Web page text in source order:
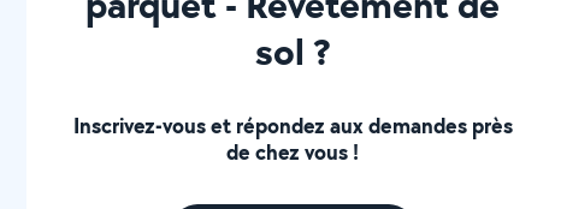
sol ?
Inscrivez-vous et répondez aux demandes près
de chez vous !